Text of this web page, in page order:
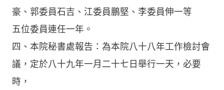
豪、郭委員石吉、江委員鵬堅、李委員伸一等
五位委員連任一年。
四、本院秘書處報告：為本院八十八年工作檢討會
議，定於八十九年一月二十七日舉行一天，必要
時，